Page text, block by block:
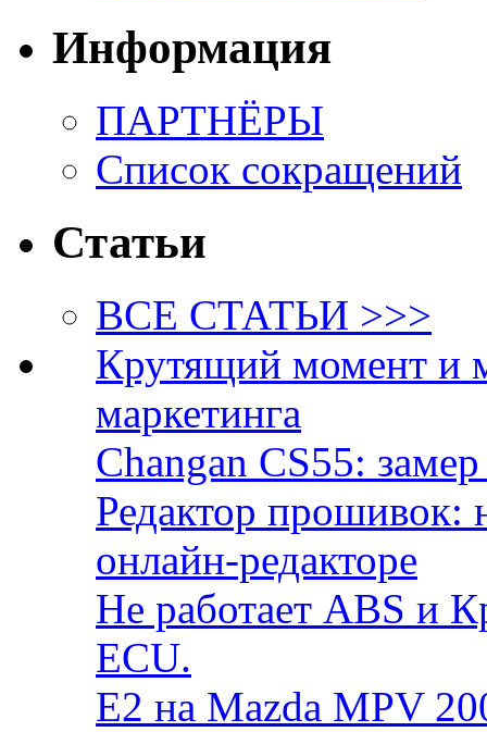
Информация
ПАРТНЁРЫ
Список сокращений
Статьи
ВСЕ СТАТЬИ >>>
Крутящий момент и
маркетинга
Changan CS55:
Редактор прошивок:
онлайн-редакторе
Не работает ABS и
ECU.
E2 на Mazda MPV